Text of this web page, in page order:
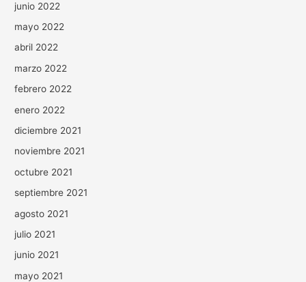
junio 2022
mayo 2022
abril 2022
marzo 2022
febrero 2022
enero 2022
diciembre 2021
noviembre 2021
octubre 2021
septiembre 2021
agosto 2021
julio 2021
junio 2021
mayo 2021